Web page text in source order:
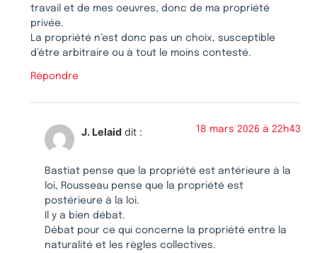
travail et de mes oeuvres, donc de ma propriété
privée.
La propriété n’est donc pas un choix, susceptible
d’être arbitraire ou à tout le moins contesté.
Répondre
J. Lelaid dit : 18 mars 2026 à 22h43
Bastiat pense que la propriété est antérieure à la
loi, Rousseau pense que la propriété est
postérieure à la loi.
Il y a bien débat.
Débat pour ce qui concerne la propriété entre la
naturalité et les règles collectives.